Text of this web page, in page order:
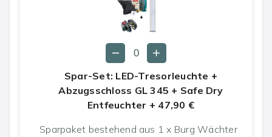
Spar-Set: LED-Tresorleuchte +
Abzugsschloss GL 345 + Safe Dry
Entfeuchter + 47,90 €
Sparpaket bestehend aus 1 x Burg Wächter